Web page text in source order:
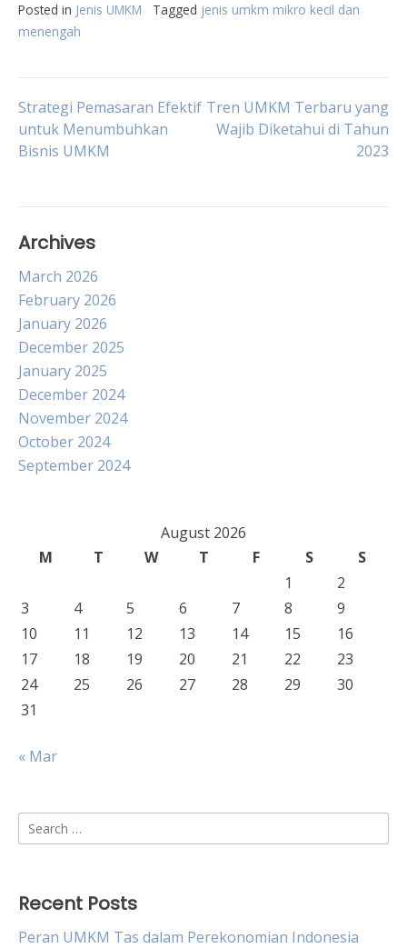
Posted in Jenis UMKM Tagged jenis umkm mikro kecil dan
menengah
Post
navigation
Strategi Pemasaran Efektif
untuk Menumbuhkan
Bisnis UMKM
Tren UMKM Terbaru yang
Wajib Diketahui di Tahun
2023
Archives
March 2026
February 2026
January 2026
December 2025
January 2025
December 2024
November 2024
October 2024
September 2024
August 2026
M
T W T F S
S
1
2
3
4 5 6 7 8
9
10
11 12 13 14 15
16
17
18 19 20 21 22
23
24
25 26 27 28 29
30
31
« Mar
Search
for:
Recent Posts
Peran UMKM Tas dalam Perekonomian Indonesia